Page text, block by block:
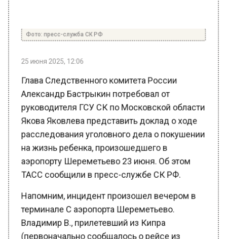
Глава Следственного комитета России
Александр Бастрыкин потребовал от
руководителя ГСУ СК по Московской области
Якова Яковлева представить доклад о ходе
расследования уголовного дела о покушении
на жизнь ребенка, произошедшего в
аэропорту Шереметьево 23 июня. Об этом
ТАСС сообщили в пресс-службе СК РФ.
терминале C аэропорта Шереметьево.
Владимир В., прилетевший из Кипра
(первоначально сообщалось о рейсе из